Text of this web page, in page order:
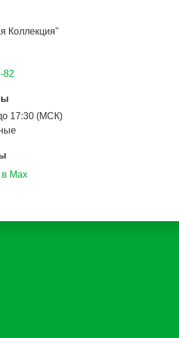
Коллекция"
82
17:30 (МСК)
в Max